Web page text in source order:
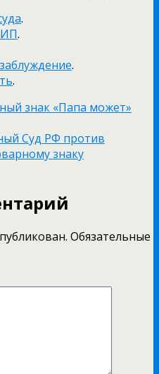
.
.
.
.
знак «Папа может»
Суд РФ против
знаку
Обязательные